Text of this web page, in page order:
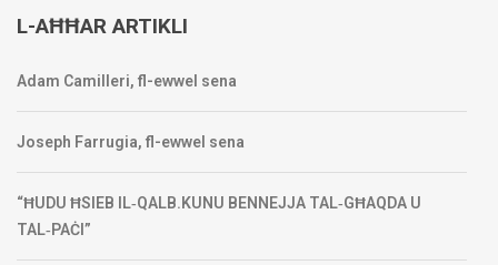
L-AĦĦAR ARTIKLI
Adam Camilleri, fl-ewwel sena
Joseph Farrugia, fl-ewwel sena
“ĦUDU ĦSIEB IL‑QALB.KUNU BENNEJJA TAL‑GĦAQDA U
TAL‑PAĊI”